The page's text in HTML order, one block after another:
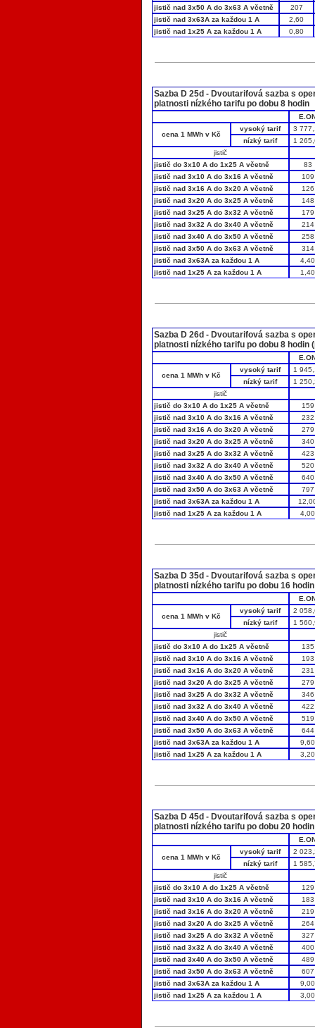
jistič nad 3x50 A do 3x63 A včetně
207
jistič nad 3x63A za každou 1 A
2,60
jistič nad 1x25 A za každou 1 A
0,80
Sazba D 25d - Dvoutarifová sazba s
platnosti nízkého tarifu po dobu 8 hodin
cena 1 MWh v Kč
vysoký tarif
3
nízký tarif
1
jistič
jistič do 3x10 A do 1x25 A včetně
83
jistič nad 3x10 A do 3x16 A včetně
109
jistič nad 3x16 A do 3x20 A včetně
126
jistič nad 3x20 A do 3x25 A včetně
148
jistič nad 3x25 A do 3x32 A včetně
179
jistič nad 3x32 A do 3x40 A včetně
214
jistič nad 3x40 A do 3x50 A včetně
258
jistič nad 3x50 A do 3x63 A včetně
314
jistič nad 3x63A za každou 1 A
4,40
jistič nad 1x25 A za každou 1 A
1,40
Sazba D 26d - Dvoutarifová sazba s
platnosti nízkého tarifu po dobu 8 hodin
cena 1 MWh v Kč
vysoký tarif
1
nízký tarif
1
jistič
jistič do 3x10 A do 1x25 A včetně
159
jistič nad 3x10 A do 3x16 A včetně
232
jistič nad 3x16 A do 3x20 A včetně
279
jistič nad 3x20 A do 3x25 A včetně
340
jistič nad 3x25 A do 3x32 A včetně
423
jistič nad 3x32 A do 3x40 A včetně
520
jistič nad 3x40 A do 3x50 A včetně
640
jistič nad 3x50 A do 3x63 A včetně
797
jistič nad 3x63A za každou 1 A
jistič nad 1x25 A za každou 1 A
4,00
Sazba D 35d - Dvoutarifová sazba s
platnosti nízkého tarifu po dobu 16 hodin
cena 1 MWh v Kč
vysoký tarif
2
nízký tarif
1
jistič
jistič do 3x10 A do 1x25 A včetně
135
jistič nad 3x10 A do 3x16 A včetně
193
jistič nad 3x16 A do 3x20 A včetně
231
jistič nad 3x20 A do 3x25 A včetně
279
jistič nad 3x25 A do 3x32 A včetně
346
jistič nad 3x32 A do 3x40 A včetně
422
jistič nad 3x40 A do 3x50 A včetně
519
jistič nad 3x50 A do 3x63 A včetně
644
jistič nad 3x63A za každou 1 A
9,60
jistič nad 1x25 A za každou 1 A
3,20
Sazba D 45d - Dvoutarifová sazba s
platnosti nízkého tarifu po dobu 20 hodin
cena 1 MWh v Kč
vysoký tarif
2
nízký tarif
1
jistič
jistič do 3x10 A do 1x25 A včetně
129
jistič nad 3x10 A do 3x16 A včetně
183
jistič nad 3x16 A do 3x20 A včetně
219
jistič nad 3x20 A do 3x25 A včetně
264
jistič nad 3x25 A do 3x32 A včetně
327
jistič nad 3x32 A do 3x40 A včetně
400
jistič nad 3x40 A do 3x50 A včetně
489
jistič nad 3x50 A do 3x63 A včetně
607
jistič nad 3x63A za každou 1 A
9,00
jistič nad 1x25 A za každou 1 A
3,00